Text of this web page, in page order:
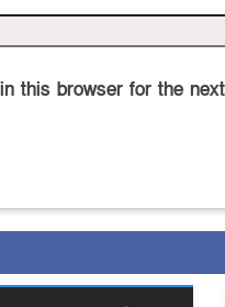
this browser for the